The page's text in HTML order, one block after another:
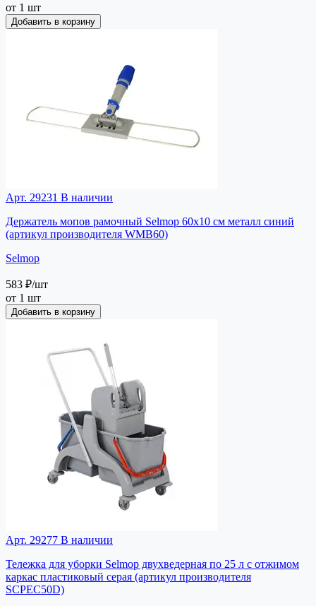
от 1 шт
Добавить в корзину
Арт. 29231 В наличии
Держатель мопов рамочный Selmop 60х10 см металл синий
(артикул производителя WMB60)
Selmop
583 ₽/шт
от 1 шт
Добавить в корзину
Арт. 29277 В наличии
Тележка для уборки Selmop двухведерная по 25 л с отжимом
каркас пластиковый серая (артикул производителя
SCPEC50D)